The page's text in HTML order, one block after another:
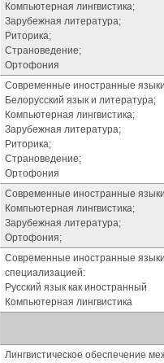
Компьютерная лингвистика;
Зарубежная литература;
Риторика;
Страноведение;
Ортофония
Современные иностранные
Белорусский язык и литература;
Компьютерная лингвистика;
Зарубежная литература;
Риторика;
Страноведение;
Ортофония
Современные иностранные языки
Компьютерная лингвистика;
Зарубежная литература;
Ортофония;
Современные иностранные языки
специализацией:
Русский язык как иностранный
Компьютерная лингвистика
Лингвистическое обеспечение